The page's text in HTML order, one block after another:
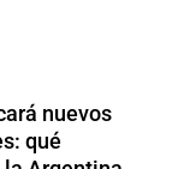
nuevos
qué